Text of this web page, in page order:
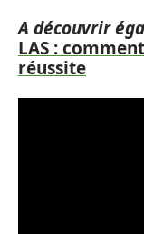
A découvrir
LAS :
réussite